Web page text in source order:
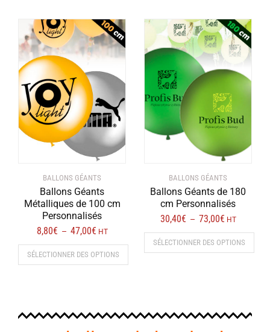
40,00€
a
plusieurs
variations.
Les
options
peuvent
être
choisies
sur
la
du
produit
60,00€
a
plusieurs
variations.
Les
options
peuvent
choisies
la
du
produit
BALLONS GÉANTS
Ballons Géants
Métalliques de 100 cm
Personnalisés
8,80€ – 47,00€Plage
de
prix :
8,80€
HT
SÉLECTIONNER DES OPTIONS
plusieurs
BALLONS GÉANTS
Ballons Géants de 180
cm Personnalisés
30,40€ – 73,00€Plage
de
prix :
30,40€
HT
SÉLECTIONNER DES OPTIONS
variations.